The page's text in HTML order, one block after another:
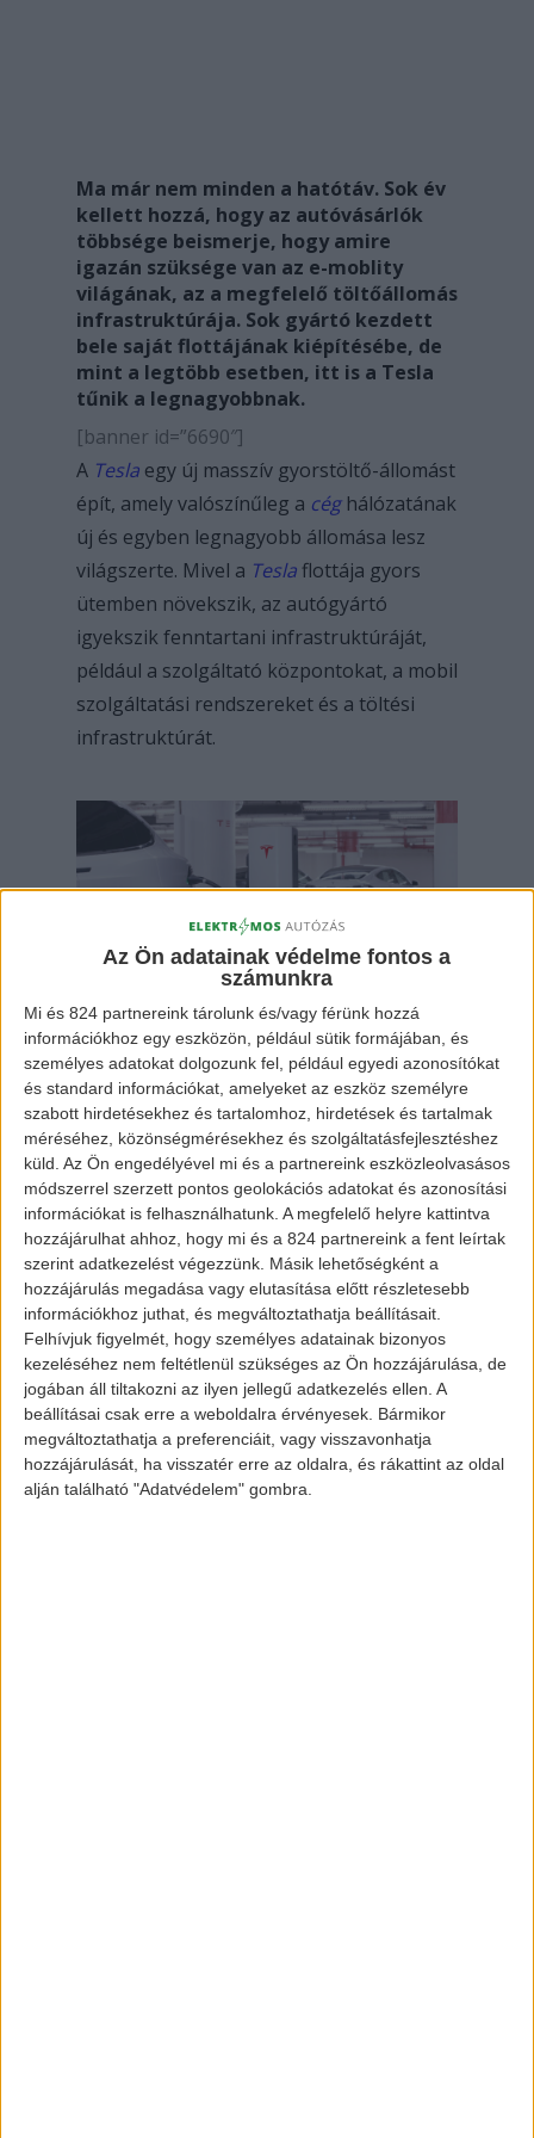
Az Ön adatainak védelme fontos a
számunkra
Mi és 824 partnereink tárolunk és/vagy férünk hozzá
információkhoz egy eszközön, például sütik formájában, és
személyes adatokat dolgozunk fel, például egyedi azonosítókat
és standard információkat, amelyeket az eszköz személyre
szabott hirdetésekhez és tartalomhoz, hirdetések és tartalmak
méréséhez, közönségmérésekhez és szolgáltatásfejlesztéshez
küld. Az Ön engedélyével mi és a partnereink eszközleolvasásos
módszerrel szerzett pontos geolokációs adatokat és azonosítási
információkat is felhasználhatunk. A megfelelő helyre kattintva
hozzájárulhat ahhoz, hogy mi és a 824 partnereink a fent leírtak
szerint adatkezelést végezzünk. Másik lehetőségként a
hozzájárulás megadása vagy elutasítása előtt részletesebb
információkhoz juthat, és megváltoztathatja beállításait.
Felhívjuk figyelmét, hogy személyes adatainak bizonyos
kezeléséhez nem feltétlenül szükséges az Ön hozzájárulása, de
jogában áll tiltakozni az ilyen jellegű adatkezelés ellen. A
beállításai csak erre a weboldalra érvényesek. Bármikor
megváltoztathatja a preferenciáit, vagy visszavonhatja
hozzájárulását, ha visszatér erre az oldalra, és rákattint az oldal
alján található "Adatvédelem" gombra.
Ma már nem minden a hatótáv. Sok év
kellett hozzá, hogy az autóvásárlók
többsége beismerje, hogy amire
igazán szüksége van az e-moblity
világának, az a megfelelő töltőállomás
infrastruktúrája. Sok gyártó kezdett
bele saját flottájának kiépítésébe, de
mint a legtöbb esetben, itt is a Tesla
tűnik a legnagyobbnak.
[banner id=”6690″]
A Tesla egy új masszív gyorstöltő-állomást
épít, amely valószínűleg a cég hálózatának
új és egyben legnagyobb állomása lesz
világszerte. Mivel a Tesla flottája gyors
ütemben növekszik, az autógyártó
igyekszik fenntartani infrastruktúráját,
például a szolgáltató központokat, a mobil
szolgáltatási rendszereket és a töltési
infrastruktúrát.
Tesla töltőállomás
Ez utóbbi főleg a Supercharger hálózatból
áll, amely vitathatatlanul aTesla egyik
legnagyobb eszköze. A hálózat
növekedése tavaly lelassult, mivel a
vállalat felpörgette a Supercharger 3.
verziójának gyártását. Viszont mivel a
vállalat végzett a töltők fejlesztésével,
ezért végre megkezdődhet azok
beüzemelése. A hírek alapján aTesla új
töltői az eddigi legnagyobb
teljesítménnyel rendelkező állomások
lesznek.